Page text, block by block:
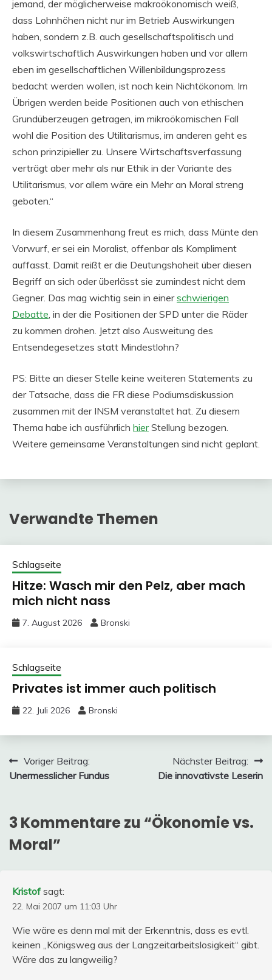
jemand, der möglicherweise makroökonomisch weiß,
dass Lohnhöhen nicht nur im Betrieb Auswirkungen
haben, sondern z.B. auch gesellschaftspolitisch und
volkswirtschaftlich Auswirkungen haben und vor allem
eben im gesellschaftlichen Willenbildungsprozess
bedacht werden wollen, ist noch kein Nichtökonom. Im
Übrigen werden beide Positionen auch von ethischen
Grundüberzeugen getragen, im mikroökomischen Fall
wohl die Position des Utilitarismus, im anderen geht es
schon prinzipieller zu. Unsere Wirtschaftsverfassung
verträgt aber mehr als nur Ethik in der Variante des
Utilitarismus, vor allem wäre ein Mehr an Moral streng
geboten.“
In diesem Zusammenhang freut es mich, dass Münte den
Vorwurf, er sei ein Moralist, offenbar als Kompliment
auffasst. Damit reißt er die Deutungshoheit über diesen
Begriff an sich oder überlässt sie zumindest nicht dem
Gegner. Das mag wichtig sein in einerschwierigen
Debatte, in der die Positionen der SPD unter die Räder
zu kommen drohen. Jetzt also Ausweitung des
Entsendegesetzes statt Mindestlohn?
PS: Bitte an dieser Stelle keine weiteren Statements zu
der Tatsache, dass die FR diese Podiumsdiskussion
zusammen mit der INSM veranstaltet hat. Zu diesem
Thema habe ich ausführlich hierStellung bezogen.
Weitere gemeinsame Veranstaltungen sind nicht geplant.
Verwandte Themen
Schlagseite
Hitze: Wasch mir den Pelz, aber mach
mich nicht nass
7. August 2026 Bronski
Schlagseite
Privates ist immer auch politisch
22. Juli 2026 Bronski
Beitragsnavigation
Voriger Beitrag:
Unermesslicher Fundus
Nächster Beitrag:
Die innovativste Leserin
3 Kommentare zu “Ökonomie vs.
Moral”
Kristof sagt:
22. Mai 2007 um 11:03 Uhr
Wie wäre es denn mal mit der Erkenntnis, dass es evtl.
keinen „Königsweg aus der Langzeitarbeitslosigkeit“ gibt.
Wäre das zu langweilig?